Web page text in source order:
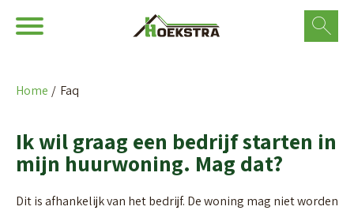
Naar de homepage
Ga naar Hoofd
Home Faq
Ik wil graag een bedrijf starten in
mijn huurwoning. Mag dat?
Algemeen
Dit is afhankelijk van het bedrijf. De woning mag niet worden